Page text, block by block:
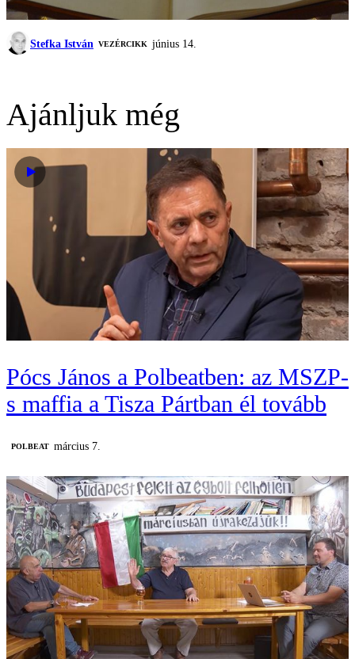
Stefka István VEZÉRCIKK június 14.
Ajánljuk még
Pócs János a Polbeatben: az MSZP-
s maffia a Tisza Pártban él tovább
‎POLBEAT március 7.